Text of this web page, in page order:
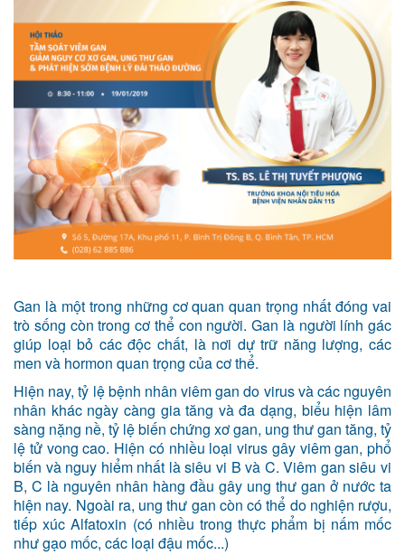
Gan là một trong những cơ quan quan trọng nhất đóng vai
trò sống còn trong cơ thể con người. Gan là người lính gác
giúp loại bỏ các độc chất, là nơi dự trữ năng lượng, các
men và hormon quan trọng của cơ thể.
Hiện nay, tỷ lệ bệnh nhân viêm gan do virus và các nguyên
nhân khác ngày càng gia tăng và đa dạng, biểu hiện lâm
sàng nặng nề, tỷ lệ biến chứng xơ gan, ung thư gan tăng, tỷ
lệ tử vong cao. Hiện có nhiều loại virus gây viêm gan, phổ
biến và nguy hiểm nhất là siêu vi B và C. Viêm gan siêu vi
B, C là nguyên nhân hàng đầu gây ung thư gan ở nước ta
hiện nay. Ngoài ra, ung thư gan còn có thể do nghiện rượu,
tiếp xúc Alfatoxin (có nhiều trong thực phẩm bị nấm mốc
như gạo mốc, các loại đậu mốc...)